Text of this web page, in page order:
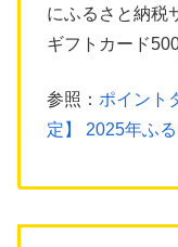
にふるさと納税
ギフトカード
参照： ポイント
定】 2025年ふ